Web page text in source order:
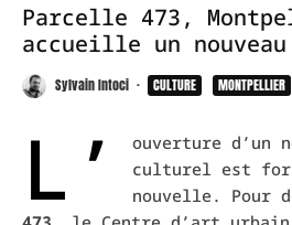
Parcelle 473,
accueille un
Sylvain Intoci · CULTURE MONTPELLIER
L’
ouverture d’un
culturel est
nouvelle. Pour